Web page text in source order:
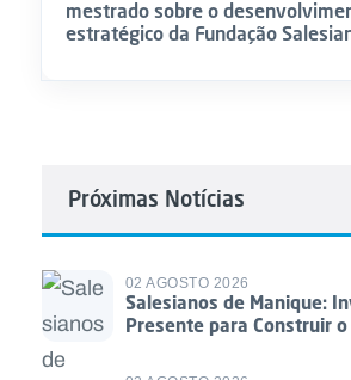
mestrado sobre o
estratégico da Fundação
Próximas Notícias
02 AGOSTO 2026
Salesianos de Manique:
Presente para Construir